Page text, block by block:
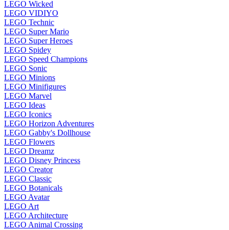
LEGO Wicked
LEGO VIDIYO
LEGO Technic
LEGO Super Mario
LEGO Super Heroes
LEGO Spidey
LEGO Speed Champions
LEGO Sonic
LEGO Minions
LEGO Minifigures
LEGO Marvel
LEGO Ideas
LEGO Iconics
LEGO Horizon Adventures
LEGO Gabby's Dollhouse
LEGO Flowers
LEGO Dreamz
LEGO Disney Princess
LEGO Creator
LEGO Classic
LEGO Botanicals
LEGO Avatar
LEGO Art
LEGO Architecture
LEGO Animal Crossing